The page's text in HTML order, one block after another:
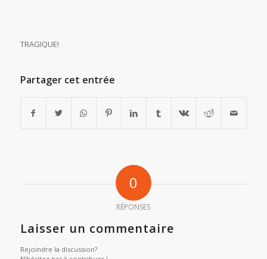
TRAGIQUE!
Partager cet entrée
0
RÉPONSES
Laisser un commentaire
Rejoindre la discussion?